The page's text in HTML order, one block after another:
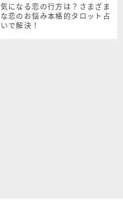
気になる恋の行方は？さまざま
な恋のお悩み本格的タロット占
いで解決！